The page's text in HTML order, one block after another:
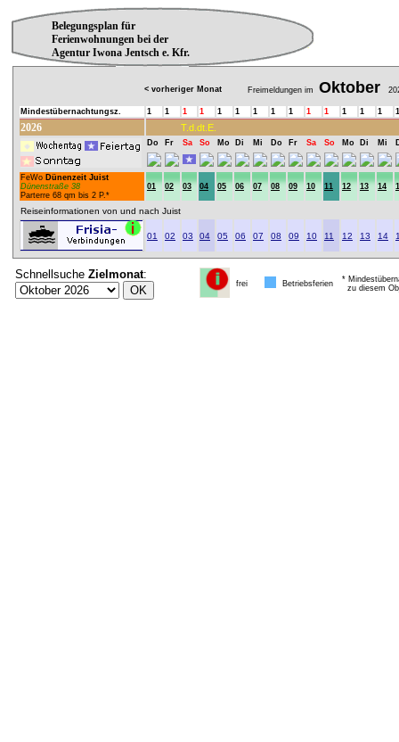
Belegungsplan für
Ferienwohnungen bei der
Agentur Iwona Jentsch e. Kfr.
< vorheriger Monat Freimeldungen im Oktober
Mindestübernachtungsz. 1 1 1 1 1 1 1 1 1 1 1 1 1 1 1
2026 T.d.dt.E.
Do Fr Sa So Mo Di Mi Do Fr Sa So Mo Di Mi
FeWo Dünenzeit Juist
Dünenstraße 38
Parterre 68 qm bis 2 P.*
01 02 03 04 05 06 07 08 09 10 11 12 13 14
Reiseinformationen von und nach Juist
01 02 03 04 05 06 07 08 09 10 11 12 13 14
Schnellsuche Zielmonat:
frei Betriebsferien
*
zu diesem